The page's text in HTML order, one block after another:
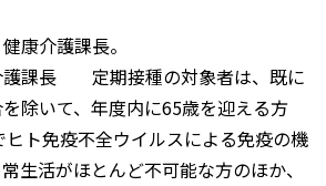
介護課長。
護課長 定期接種の対象者は、既に
除いて、年度内に65歳を迎える方
ヒト免疫不全ウイルスによる免疫の機
生活がほとんど不可能な方のほか、